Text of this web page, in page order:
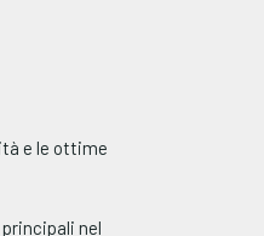
e le ottime
nel